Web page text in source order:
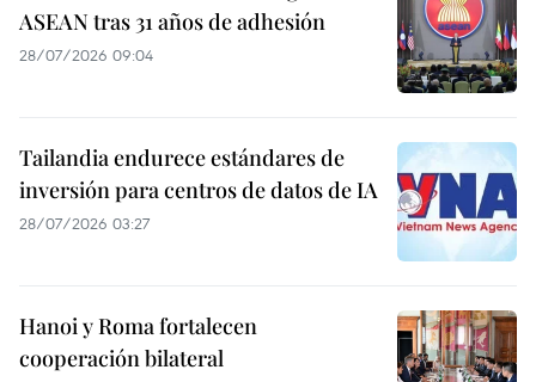
ASEAN tras 31 años de adhesión
28/07/2026 09:04
Tailandia endurece estándares de
inversión para centros de datos de IA
28/07/2026 03:27
Hanoi y Roma fortalecen
cooperación bilateral